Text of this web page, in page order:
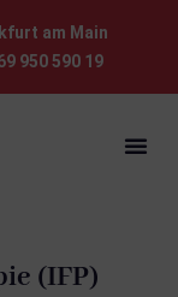
am Main
950 590 19
(IFP)